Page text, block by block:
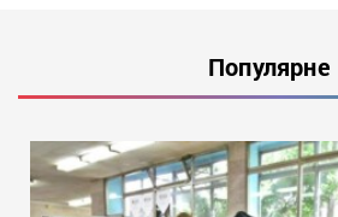
Популярне